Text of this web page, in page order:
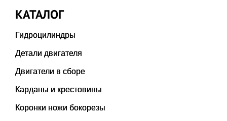
КАТАЛОГ
Гидроцилиндры
Детали двигателя
Двигатели в сборе
Карданы и крестовины
Коронки ножи бокорезы